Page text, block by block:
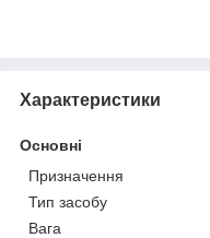
Характеристики
Основні
Призначення
Тип засобу
Вага